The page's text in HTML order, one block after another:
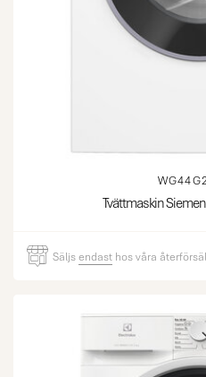
Tvättmaskin
Säljsendast hos våra